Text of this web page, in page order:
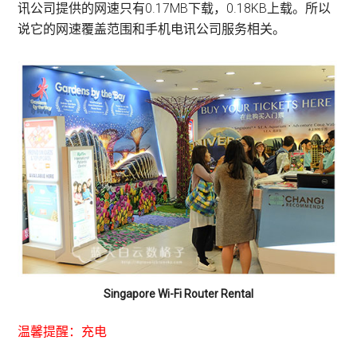
讯公司提供的网速只有0.17MB下载，0.18KB上载。所以
说它的网速覆盖范围和手机电讯公司服务相关。
Singapore Wi-Fi Router Rental
温馨提醒：充电